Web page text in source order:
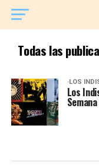
Todas las
·LOS
Los
Semana